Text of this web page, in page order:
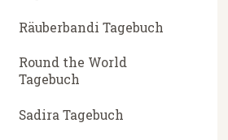
Räuberbandi Tagebuch
Round the World
Tagebuch
Sadira Tagebuch